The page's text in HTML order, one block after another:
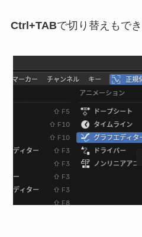
Ctrl+TABで切り替えもでき